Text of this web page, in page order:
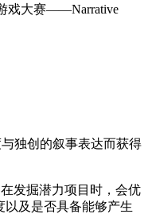
戏大赛——Narrative
独创的叙事表达而获得
发掘潜力项目时，会优
以及是否具备能够产生